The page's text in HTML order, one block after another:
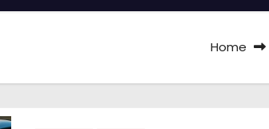
Home